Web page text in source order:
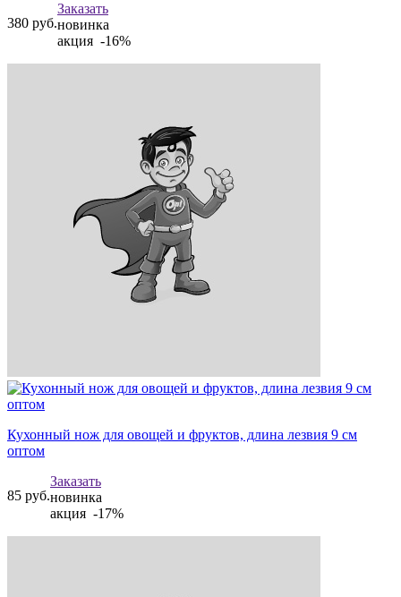
380 руб.
Заказать
новинка
акция -16%
Кухонный нож для овощей и фруктов, длина лезвия 9 см
оптом
85 руб.
Заказать
новинка
акция -17%